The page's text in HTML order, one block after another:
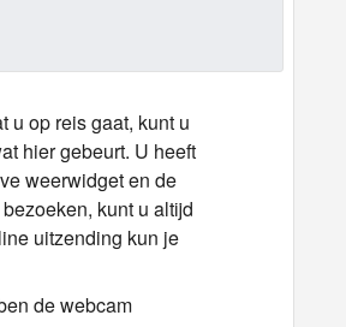
u op reis gaat, kunt u
hier gebeurt. U heeft
weerwidget en de
kunt u altijd
uitzending kun je
de webcam